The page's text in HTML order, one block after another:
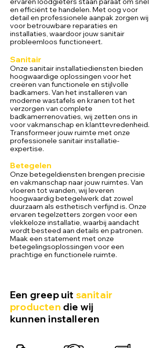
en efficiënt te handelen. Met oog voor
detail en professionele aanpak zorgen wij
voor betrouwbare reparaties en
installaties, waardoor jouw sanitair
probleemloos functioneert.
Sanitair
Onze sanitair installatiediensten bieden
hoogwaardige oplossingen voor het
creëren van functionele en stijlvolle
badkamers. Van het installeren van
moderne wastafels en kranen tot het
verzorgen van complete
badkamerrenovaties, wij zetten ons in
voor vakmanschap en klanttevredenheid.
Transformeer jouw ruimte met onze
professionele sanitair installatie-
expertise.
Betegelen
Onze betegeldiensten brengen precisie
en vakmanschap naar jouw ruimtes. Van
vloeren tot wanden, wij leveren
hoogwaardig betegelwerk dat zowel
duurzaam als esthetisch verfijnd is. Onze
ervaren tegelzetters zorgen voor een
vlekkeloze installatie, waarbij aandacht
wordt besteed aan details en patronen.
Maak een statement met onze
betegelingsoplossingen voor een
prachtige en functionele ruimte.
Een greep uit sanitair
producten die wij
kunnen installeren